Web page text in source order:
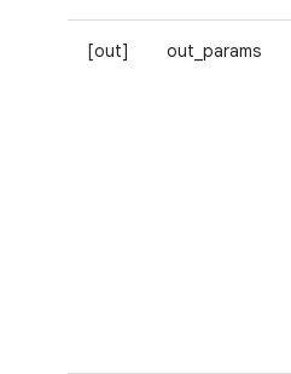
[out] out_params